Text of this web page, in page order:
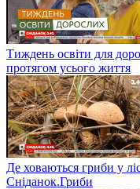
Тиждень освіти для
протягом усього життя
Де ховаються гриби у
Сніданок.Гриби